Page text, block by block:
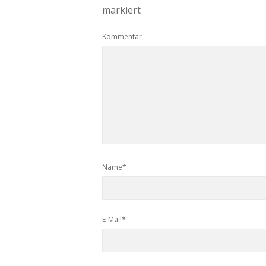
markiert
Kommentar
Name*
E-Mail*